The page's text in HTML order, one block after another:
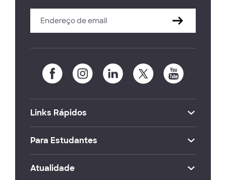
Links Rápidos
Para Estudantes
Atualidade